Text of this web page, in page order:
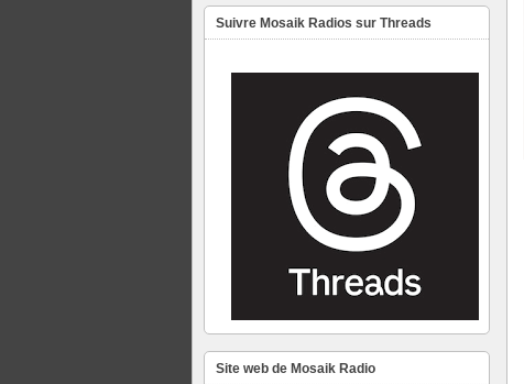
Suivre Mosaik Radios sur Threads
Site web de Mosaik Radio